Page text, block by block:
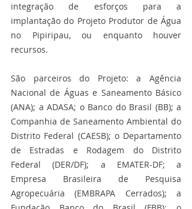
integração de esforços para a
implantação do Projeto Produtor de Água
no Pipiripau, ou enquanto houver
recursos.
São parceiros do Projeto: a Agência
Nacional de Águas e Saneamento Básico
(ANA); a ADASA; o Banco do Brasil (BB); a
Companhia de Saneamento Ambiental do
Distrito Federal (CAESB); o Departamento
de Estradas e Rodagem do Distrito
Federal (DER/DF); a EMATER-DF; a
Empresa Brasileira de Pesquisa
Agropecuária (EMBRAPA Cerrados); a